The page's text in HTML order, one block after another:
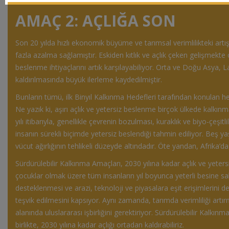
AMAÇ 2: AÇLIĞA SON
Son 20 yılda hızlı ekonomik büyüme ve tarımsal verimlilikteki
fazla azalma sağlamıştır. Eskiden kıtlık ve açlık çeken
beslenme ihtiyaçlarını artık karşılayabiliyor. Orta ve Doğu Asya,
kaldırılmasında büyük ilerleme kaydedilmiştir.
Bunların tümü, ilk Binyıl Kalkınma Hedefleri tarafından konulan
Ne yazık ki, aşırı açlık ve yetersiz beslenme birçok ülkede
yılı itibarıyla, genellikle çevrenin bozulması, kuraklık ve biyo-
insanın sürekli biçimde yetersiz beslendiği tahmin ediliyor. Beş
vücut ağırlığının tehlikeli düzeyde altındadır. Öte yandan,
Sürdürülebilir Kalkınma Amaçları, 2030 yılına kadar açlık ve
çocuklar olmak üzere tüm insanların yıl boyunca yeterli besine
desteklenmesi ve arazi, teknoloji ve piyasalara eşit erişimlerini
teşvik edilmesini kapsıyor. Aynı zamanda, tarımda verimliliği
alanında uluslararası işbirliğini gerektiriyor. Sürdürülebilir
birlikte, 2030 yılına kadar açlığı ortadan kaldırabiliriz.